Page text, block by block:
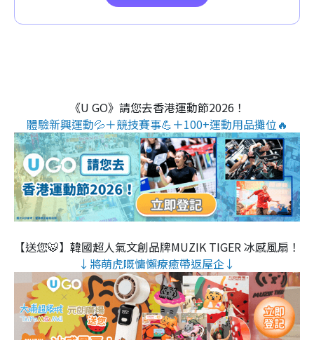
《U GO》請您去香港運動節2026！
體驗新興運動💦＋競技賽事💪＋100+運動用品攤位🔥
【送您🐯】韓國超人氣文創品牌MUZIK TIGER 冰感風扇！
↓將萌虎嘅慵懶療癒帶返屋企↓